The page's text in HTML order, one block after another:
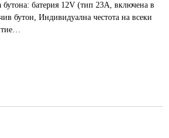
бутона: батерия 12V (тип 23A, включена в
бутон, Индивидуална честота на всеки